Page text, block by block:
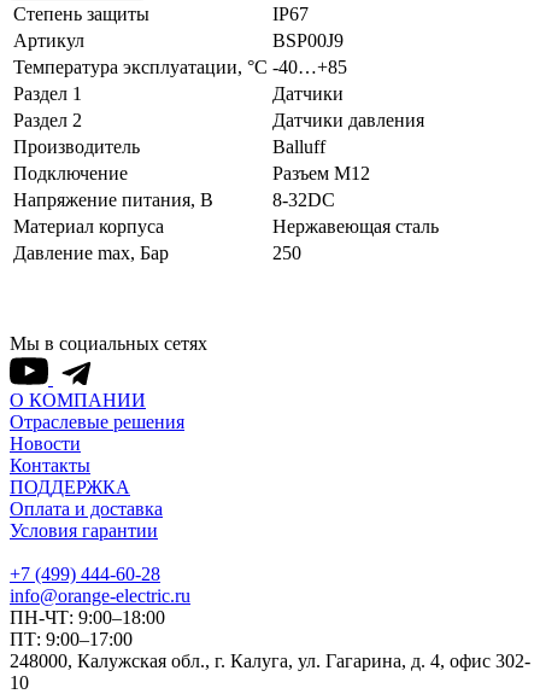
Степень защиты
IP67
Артикул
BSP00J9
Температура эксплуатации, °С -40…+85
Раздел 1
Датчики
Раздел 2
Датчики давления
Производитель
Balluff
Подключение
Разъем M12
Напряжение питания, В
8-32DC
Материал корпуса
Нержавеющая сталь
Давление max, Бар
250
Мы в социальных сетях
О КОМПАНИИ
Отраслевые решения
Новости
Контакты
ПОДДЕРЖКА
Оплата и доставка
Условия гарантии
+7 (499) 444-60-28
info@orange-electric.ru
ПН-ЧТ: 9:00–18:00
ПТ: 9:00–17:00
248000, Калужская обл., г. Калуга, ул. Гагарина, д. 4, офис 302-
10